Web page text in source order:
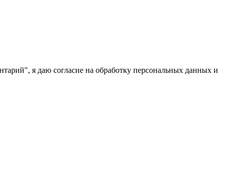
я даю согласие на обработку персональных данных и